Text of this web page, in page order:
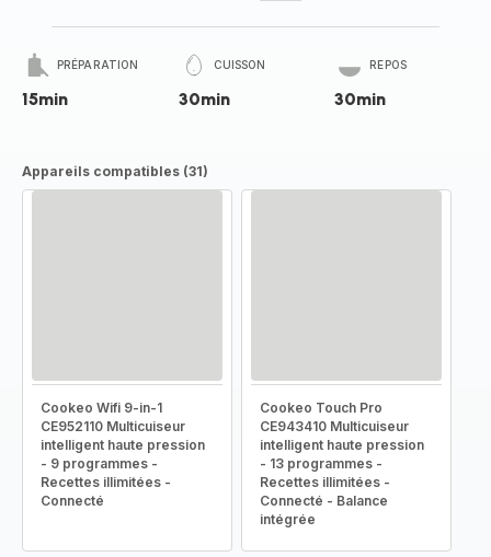
PRÉPARATION
15min
CUISSON
30min
REPOS
30min
Appareils compatibles (31)
Cookeo Wifi 9-in-1
CE952110 Multicuiseur
intelligent haute pression
- 9 programmes -
Recettes illimitées -
Connecté
Cookeo Touch Pro
CE943410 Multicuiseur
intelligent haute pression
- 13 programmes -
Recettes illimitées -
Connecté - Balance
intégrée